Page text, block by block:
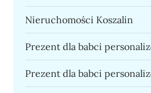
Nieruchomości Koszalin
Prezent dla babci
Prezent dla babci